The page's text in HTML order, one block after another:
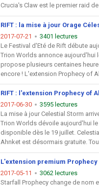
Crucia's Claw est le premier raid de
RIFT : la mise à jour Orage
2017-07-21
3401 lectures
Le Festival d'Eté de Rift débute
Trion Worlds annonce aujourd'hui
propose plusieurs centaines
encore ! L'extension Prophecy of
RIFT : l'extension Prophecy of
2017-06-30
3595 lectures
La mise à jour Celestial Storm
Trion Worlds dévoile aujourd'hui
disponible dès le 19 juillet.
Ahnket est désormais gratuite.
L'extension premium
2017-05-11
3062 lectures
Starfall Prophecy change de nom